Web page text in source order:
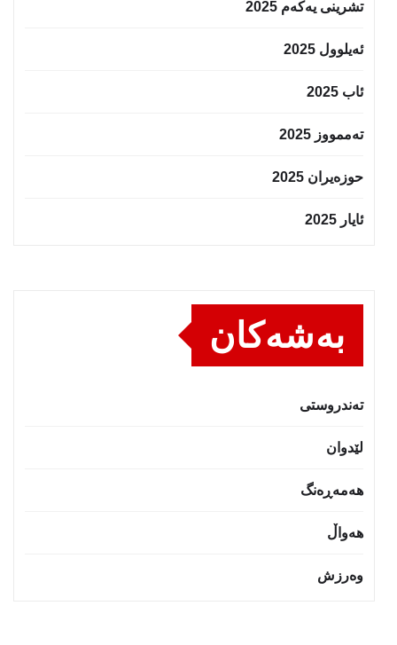
تشرینی یەکەم 2025
ئەیلوول 2025
ئاب 2025
تەممووز 2025
حوزه‌یران 2025
ئایار 2025
بەشەکان
تەندروستى
لێدوان
هەمەڕەنگ
هەواڵ
وەرزش